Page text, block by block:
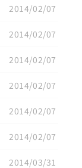
2014/02/07
2014/02/07
2014/02/07
2014/02/07
2014/02/07
2014/02/07
2014/03/31